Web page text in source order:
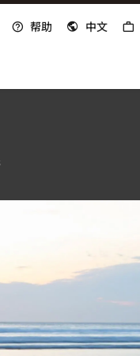
帮助 中文